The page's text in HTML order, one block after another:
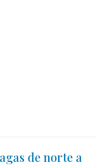
de norte a